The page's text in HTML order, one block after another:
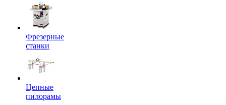
Фрезерные
станки
Цепные
пилорамы